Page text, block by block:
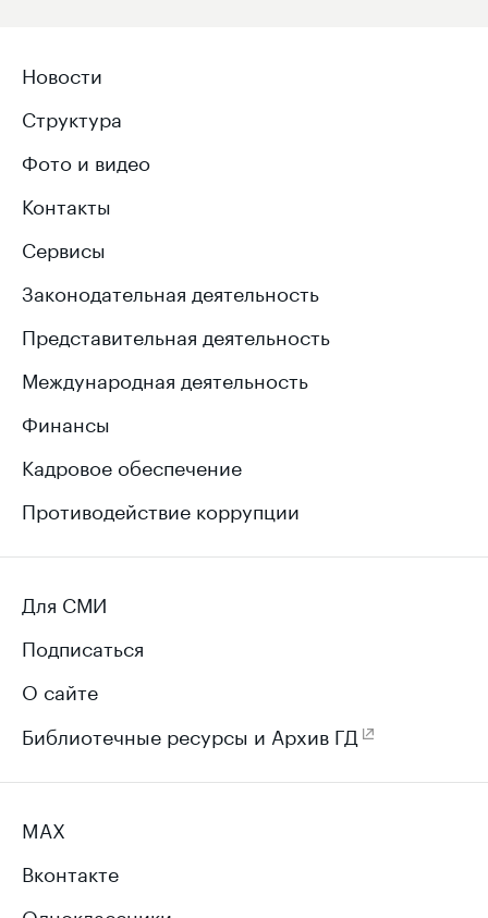
Новости
Структура
Фото и видео
Контакты
Сервисы
Законодательная деятельность
Представительная деятельность
Международная деятельность
Финансы
Кадровое обеспечение
Противодействие коррупции
Для СМИ
Подписаться
О сайте
Библиотечные ресурсы и Архив ГД
MAX
Вконтакте